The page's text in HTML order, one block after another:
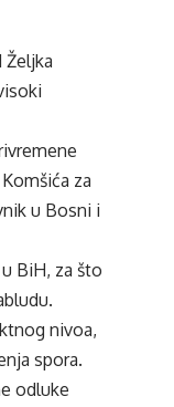
Željka
za
u Bosni i
BiH, za što
nivoa,
spora.
odluke